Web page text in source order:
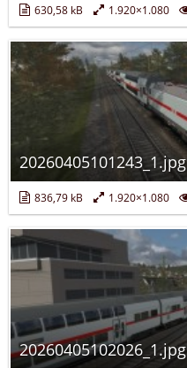
630,58 kB 1.920×1.080
20260405101243_1.jpg
836,79 kB 1.920×1.080
20260405102026_1.jpg